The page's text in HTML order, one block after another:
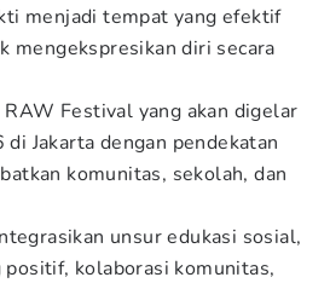
menjadi tempat yang efektif
mengekspresikan diri secara
RAW Festival yang akan digelar
Jakarta dengan pendekatan
komunitas, sekolah, dan
unsur edukasi sosial,
positif, kolaborasi komunitas,